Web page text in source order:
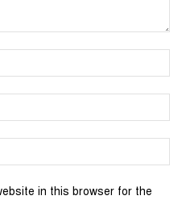
in this browser for the